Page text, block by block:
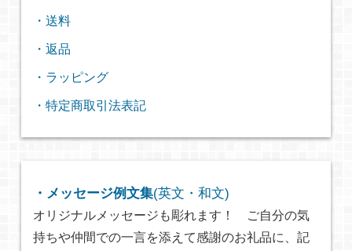
・送料
・返品
・ラッピング
・特定商取引法表記
・メッセージ例文集(英文・和文)
オリジナルメッセージも彫れます！ ご自分の気
持ちや仲間での一言を添えて感謝のお礼品に、記